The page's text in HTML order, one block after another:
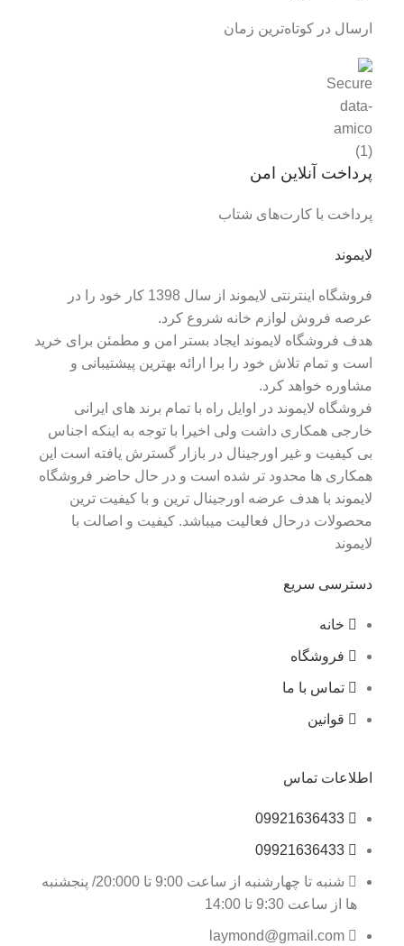
پرداخت آنلاین امن
پرداخت با کارت‌های شتاب
ارسال در کوتاه‌ترین زمان
لایموند
فروشگاه اینترنتی لایموند از سال 1398 کار خود را در
عرصه فروش لوازم خانه شروع کرد.
هدف فروشگاه لایموند ایجاد بستر امن و مطمئن برای خرید
است و تمام تلاش خود را برا ارائه بهترین پیشتیبانی و
مشاوره خواهد کرد.
فروشگاه لایموند در اوایل راه با تمام برند های ایرانی
خارجی همکاری داشت ولی اخیرا با توجه به اینکه اجناس
بی کیفیت و غیر اورجینال در بازار گسترش یافته است این
همکاری ها محدود تر شده است و در حال حاضر فروشگاه
لایموند با هدف عرضه اورجینال ترین و با کیفیت ترین
محصولات درحال فعالیت میباشد. کیفیت و اصالت با
لایموند
دسترسی سریع
خانه
فروشگاه
تماس با ما
قوانین
اطلاعات تماس
09921636433
09921636433
شنبه تا چهارشنبه از ساعت 9:00 تا 20:000/ پنجشنبه
ها از ساعت 9:30 تا 14:00
laymond@gmail.com